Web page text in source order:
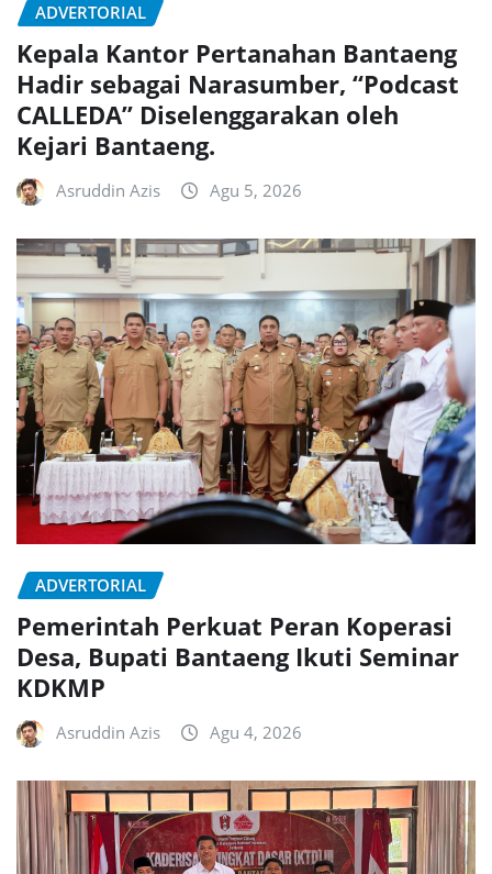
ADVERTORIAL
Kepala Kantor Pertanahan Bantaeng
Hadir sebagai Narasumber, “Podcast
CALLEDA” Diselenggarakan oleh
Kejari Bantaeng.
Asruddin Azis Agu 5, 2026
ADVERTORIAL
Pemerintah Perkuat Peran Koperasi
Desa, Bupati Bantaeng Ikuti Seminar
KDKMP
Asruddin Azis Agu 4, 2026